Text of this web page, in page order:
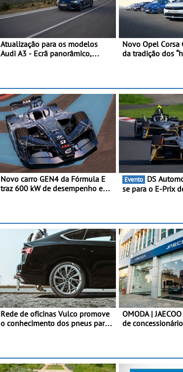
Atualização para os modelos
Audi A3 - Ecrã panorâmico,
Novo Opel Corsa
da tradição dos
Novo carro GEN4 da Fórmula E
traz 600 kW de desempenho e
e acelera dos 0 aos 100 km/h em
1,8 segundos
Evento
se para o E-Prix
Rede de oficinas Vulco promove
o conhecimento dos pneus para
OMODA |
de